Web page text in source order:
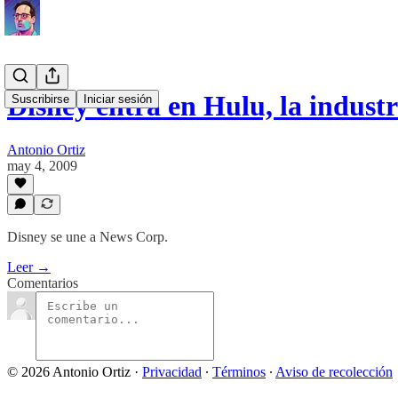
Suscribirse Iniciar sesión
Disney entra en Hulu, la
Antonio Ortiz
may 4, 2009
Disney se une a News Corp.
Leer →
Comentarios
© 2026 Antonio Ortiz · Privacidad ∙ Términos ∙ Aviso de recolección